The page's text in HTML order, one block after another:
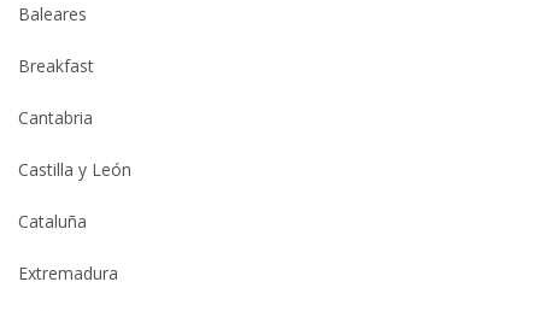
Baleares
Breakfast
Cantabria
Castilla y León
Cataluña
Extremadura